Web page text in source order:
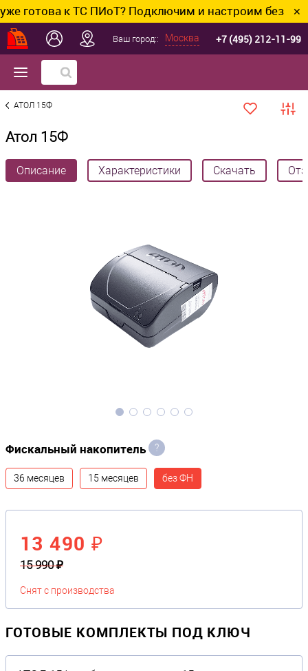
к ТС ПИоТ? Подключим и настроим без лишних ✕
Ваш город:: Москва +7 (495) 212-11-99
АТОЛ 15Ф
Атол 15Ф
Описание Характеристики Скачать
Фискальный накопитель ?
36 месяцев 15 месяцев без ФН
13 490 ₽
15 990 ₽
Снят с производства
ГОТОВЫЕ КОМПЛЕКТЫ ПОД КЛЮЧ